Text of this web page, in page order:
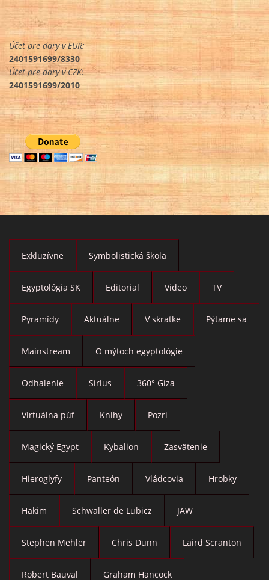
Účet pre dary v EUR:
2401591699/8330
Účet pre dary v CZK:
2401591699/2010
Exkluzívne Symbolistická škola
Egyptológia SK Editorial Video TV
Pyramídy Aktuálne V skratke Pýtame sa
Mainstream O mýtoch egyptológie
Odhalenie Sírius 360° Gíza
Virtuálna púť Knihy Pozri
Magický Egypt Kybalion Zasvätenie
Hieroglyfy Panteón Vládcovia Hrobky
Hakim Schwaller de Lubicz JAW
Stephen Mehler Chris Dunn Laird Scranton
Robert Bauval Graham Hancock